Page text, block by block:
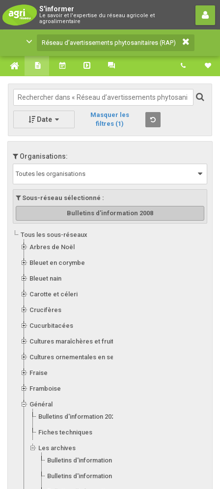
S'informer
Le savoir et l'expertise du réseau agricole et
agroalimentaire
Réseau d’avertissements
phytosanitaires (RAP)
Le savoir et l'expertise du réseau agricole et
agroalimentaire
Réseau d’avertissements phytosanitaires (RAP)
Date
Masquer les
filtres (1)
Organisations:
Toutes les organisations
Sous-réseau sélectionné :
Bulletins d'information 2008
Tous les sous-réseaux
Arbres de Noël
Bleuet en corymbe
Bleuet nain
Carotte et céleri
Crucifères
Cucurbitacées
Cultures maraîchères et fruitières en serre
Cultures ornementales en serre
Fraise
Framboise
Général
Bulletins d'information 2026
Fiches techniques
Les archives
Bulletins d'information 2025
Bulletins d'information 2024